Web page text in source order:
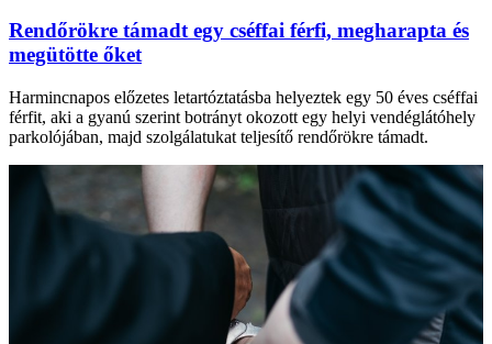
Rendőrökre támadt egy cséffai férfi, megharapta és
megütötte őket
Harmincnapos előzetes letartóztatásba helyeztek egy 50 éves cséffai
férfit, aki a gyanú szerint botrányt okozott egy helyi vendéglátóhely
parkolójában, majd szolgálatukat teljesítő rendőrökre támadt.